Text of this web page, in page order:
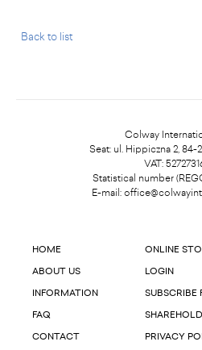
Back to list
Colway
Seat: ul. Hippiczna 2,
VAT:
Statistical number
E-mail:
HOME
ABOUT US
INFORMATION
FAQ
CONTACT
ONLINE
LOGIN
SUBSCRIBE
PRIVACY